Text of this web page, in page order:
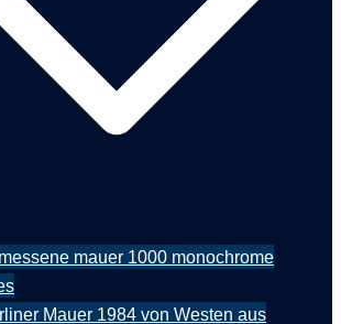
mauer 1000 monochrome
Mauer 1984 von Westen aus